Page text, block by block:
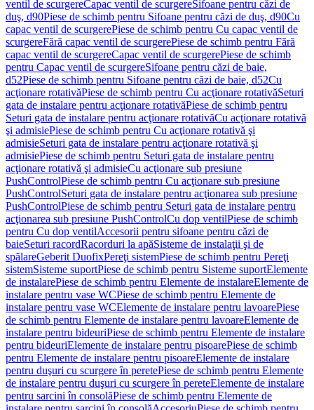
ventil de scurgereCapac ventil de scurgereSifoane pentru căzi de
duş, d90Piese de schimb pentru Sifoane pentru căzi de duş, d90Cu
capac ventil de scurgerePiese de schimb pentru Cu capac ventil de
scurgereFără capac ventil de scurgerePiese de schimb pentru Fără
capac ventil de scurgereCapac ventil de scurgerePiese de schimb
pentru Capac ventil de scurgereSifoane pentru căzi de baie,
d52Piese de schimb pentru Sifoane pentru căzi de baie, d52Cu
acţionare rotativăPiese de schimb pentru Cu acţionare rotativăSeturi
gata de instalare pentru acţionare rotativăPiese de schimb pentru
Seturi gata de instalare pentru acţionare rotativăCu acţionare rotativă
şi admisiePiese de schimb pentru Cu acţionare rotativă şi
admisieSeturi gata de instalare pentru acţionare rotativă şi
admisiePiese de schimb pentru Seturi gata de instalare pentru
acţionare rotativă şi admisieCu acţionare sub presiune
PushControlPiese de schimb pentru Cu acţionare sub presiune
PushControlSeturi gata de instalare pentru acţionarea sub presiune
PushControlPiese de schimb pentru Seturi gata de instalare pentru
acţionarea sub presiune PushControlCu dop ventilPiese de schimb
pentru Cu dop ventilAccesorii pentru sifoane pentru căzi de
baieSeturi racordRacorduri la apăSisteme de instalaţii şi de
spălareGeberit DuofixPereţi sistemPiese de schimb pentru Pereţi
sistemSisteme suportPiese de schimb pentru Sisteme suportElemente
de instalarePiese de schimb pentru Elemente de instalareElemente de
instalare pentru vase WCPiese de schimb pentru Elemente de
instalare pentru vase WCElemente de instalare pentru lavoarePiese
de schimb pentru Elemente de instalare pentru lavoareElemente de
instalare pentru bideuriPiese de schimb pentru Elemente de instalare
pentru bideuriElemente de instalare pentru pisoarePiese de schimb
pentru Elemente de instalare pentru pisoareElemente de instalare
pentru duşuri cu scurgere în peretePiese de schimb pentru Elemente
de instalare pentru duşuri cu scurgere în pereteElemente de instalare
pentru sarcini în consolăPiese de schimb pentru Elemente de